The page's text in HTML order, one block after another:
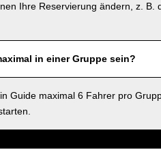
Ihre Reservierung ändern, z. B.
in einer Gruppe sein?
Guide maximal 6 Fahrer pro